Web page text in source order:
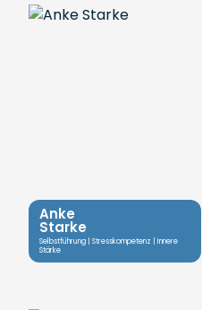
Anke
Starke
Selbstführung | Stresskompetenz | Innere
Stärke